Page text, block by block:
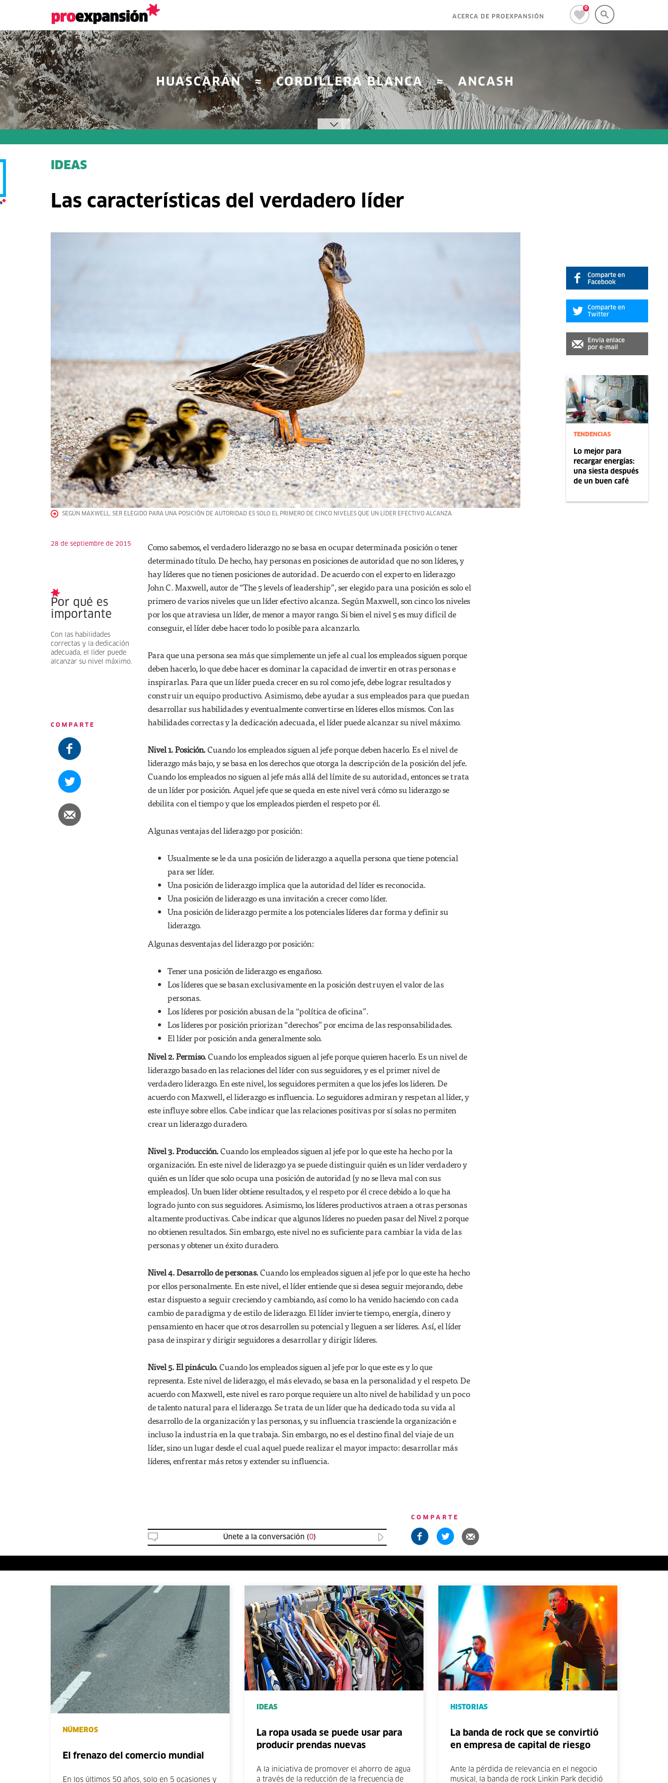
0
ACERCA DE PROEXPANSIÓN
TENDENCIAS
Lo mejor para
recargar energías:
una siesta después
de un buen café
IDEAS
Las características del verdadero líder
SEGÚN MAXWELL, SER ELEGIDO PARA UNA POSICIÓN DE AUTORIDAD ES SOLO EL PRIMERO DE CINCO NIVELES QUE UN LÍDER EFECTIVO ALCANZA.
28 de septiembre de 2015
Por qué es
importante
Con las habilidades
correctas y la dedicación
adecuada, el líder puede
alcanzar su nivel máximo.
COMPARTE
Como sabemos, el verdadero liderazgo no se basa en ocupar determinada posición o tener
determinado título. De hecho, hay personas en posiciones de autoridad que no son líderes, y
hay líderes que no tienen posiciones de autoridad. De acuerdo con el experto en liderazgo
John C. Maxwell, autor de “The 5 levels of leadership”, ser elegido para una posición es solo el
primero de varios niveles que un líder efectivo alcanza. Según Maxwell, son cinco los niveles
por los que atraviesa un líder, de menor a mayor rango. Si bien el nivel 5 es muy difícil de
conseguir, el líder debe hacer todo lo posible para alcanzarlo.
Para que una persona sea más que simplemente un jefe al cual los empleados siguen porque
deben hacerlo, lo que debe hacer es dominar la capacidad de invertir en otras personas e
inspirarlas. Para que un líder pueda crecer en su rol como jefe, debe lograr resultados y
construir un equipo productivo. Asimismo, debe ayudar a sus empleados para que puedan
desarrollar sus habilidades y eventualmente convertirse en líderes ellos mismos. Con las
habilidades correctas y la dedicación adecuada, el líder puede alcanzar su nivel máximo.
Nivel 1. Posición.Cuando los empleados siguen al jefe porque deben hacerlo. Es el nivel de
liderazgo más bajo, y se basa en los derechos que otorga la descripción de la posición del jefe.
Cuando los empleados no siguen al jefe más allá del límite de su autoridad, entonces se trata
de un líder por posición. Aquel jefe que se queda en este nivel verá cómo su liderazgo se
debilita con el tiempo y que los empleados pierden el respeto por él.
Algunas ventajas del liderazgo por posición:
Usualmente se le da una posición de liderazgo a aquella persona que tiene potencial
para ser líder.
Una posición de liderazgo implica que la autoridad del líder es reconocida.
Una posición de liderazgo es una invitación a crecer como líder.
Una posición de liderazgo permite a los potenciales líderes dar forma y definir su
liderazgo.
Algunas desventajas del liderazgo por posición:
Tener una posición de liderazgo es engañoso.
Los líderes que se basan exclusivamente en la posición destruyen el valor de las
personas.
Los líderes por posición abusan de la “política de oficina”.
Los líderes por posición priorizan “derechos” por encima de las responsabilidades.
El líder por posición anda generalmente solo.
Nivel 2. Permiso.Cuando los empleados siguen al jefe porque quieren hacerlo. Es un nivel de
liderazgo basado en las relaciones del líder con sus seguidores, y es el primer nivel de
verdadero liderazgo. En este nivel, los seguidores permiten a que los jefes los lideren. De
acuerdo con Maxwell, el liderazgo es influencia. Lo seguidores admiran y respetan al líder, y
este influye sobre ellos. Cabe indicar que las relaciones positivas por sí solas no permiten
crear un liderazgo duradero.
Nivel 3. Producción.Cuando los empleados siguen al jefe por lo que este ha hecho por la
organización. En este nivel de liderazgo ya se puede distinguir quién es un líder verdadero y
quién es un líder que solo ocupa una posición de autoridad (y no se lleva mal con sus
empleados). Un buen líder obtiene resultados, y el respeto por él crece debido a lo que ha
logrado junto con sus seguidores. Asimismo, los líderes productivos atraen a otras personas
altamente productivas. Cabe indicar que algunos líderes no pueden pasar del Nivel 2 porque
no obtienen resultados. Sin embargo, este nivel no es suficiente para cambiar la vida de las
personas y obtener un éxito duradero.
Nivel 4. Desarrollo de personas.Cuando los empleados siguen al jefe por lo que este ha hecho
por ellos personalmente. En este nivel, el líder entiende que si desea seguir mejorando, debe
estar dispuesto a seguir creciendo y cambiando, así como lo ha venido haciendo con cada
cambio de paradigma y de estilo de liderazgo. El líder invierte tiempo, energía, dinero y
pensamiento en hacer que otros desarrollen su potencial y lleguen a ser líderes. Así, el líder
pasa de inspirar y dirigir seguidores a desarrollar y dirigir líderes.
Nivel 5. El pináculo.Cuando los empleados siguen al jefe por lo que este es y lo que
representa. Este nivel de liderazgo, el más elevado, se basa en la personalidad y el respeto. De
acuerdo con Maxwell, este nivel es raro porque requiere un alto nivel de habilidad y un poco
de talento natural para el liderazgo. Se trata de un líder que ha dedicado toda su vida al
desarrollo de la organización y las personas, y su influencia trasciende la organización e
incluso la industria en la que trabaja. Sin embargo, no es el destino final del viaje de un
líder, sino un lugar desde el cual aquel puede realizar el mayor impacto: desarrollar más
líderes, enfrentar más retos y extender su influencia.
Únete a la conversación (0)
COMPARTE
NÚMEROS
El frenazo del comercio mundial
En los últimos 50 años, solo en 5 ocasiones y
IDEAS
La ropa usada se puede usar para
producir prendas nuevas
A la iniciativa de promover el ahorro de agua
a través de la reducción de la frecuencia de
HISTORIAS
La banda de rock que se convirtió
en empresa de capital de riesgo
Ante la pérdida de relevancia en el negocio
musical, la banda de rock Linkin Park decidió